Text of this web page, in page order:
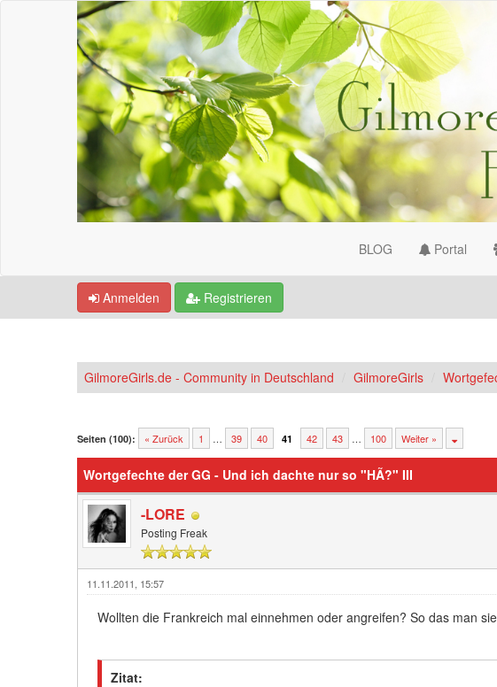
BLOG Portal
Anmelden Registrieren
GilmoreGirls.de - Community in Deutschland GilmoreGirls
Seiten (100): « Zurück 1 … 39 40 41 42 43 … 100 Weiter »
Bewertung(en) - 0 im Durchschnitt
Wortgefechte der GG - Und ich dachte nur so "HÃ?" III
-LORE
Posting Freak
11.11.2011, 15:57
Wollten die Frankreich mal einnehmen oder angreifen? So das man
Zitat: